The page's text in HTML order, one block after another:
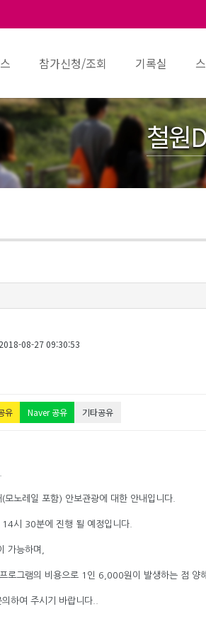
참가신청/조회 기록실
철원
08-27 09:30:53
유 Naver 공유 기타공유
노레일 포함) 안보관광에 대한 안내입니다.
시 30분에 진행 될 예정입니다.
가능하며,
로그램의 비용으로 1인 6,000원이 발생하는 점 양
하여 주시기 바랍니다..